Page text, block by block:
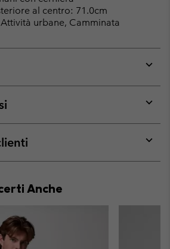
al centro: 71.0cm
urbane, Camminata
or
or
or
Anche